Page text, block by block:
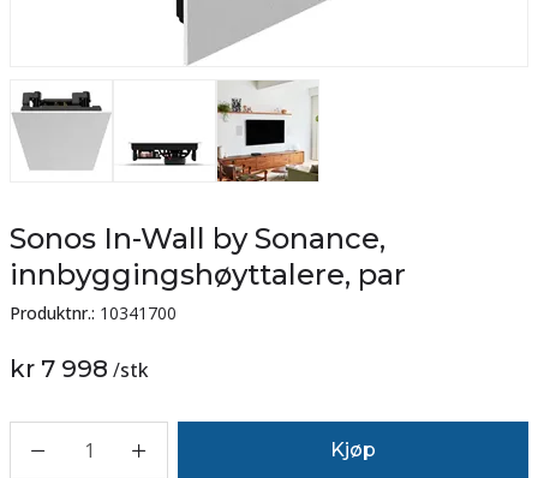
Sonos In-Wall by Sonance,
innbyggingshøyttalere, par
Produktnr.: 10341700
kr 7 998 /stk
1 Kjøp